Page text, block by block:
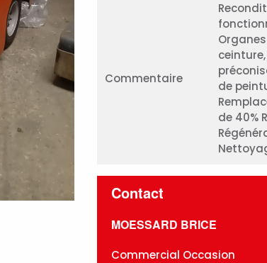
Commentaire
de
de 40%
Contact
MOESSARD BRICE
Commercial Occasion